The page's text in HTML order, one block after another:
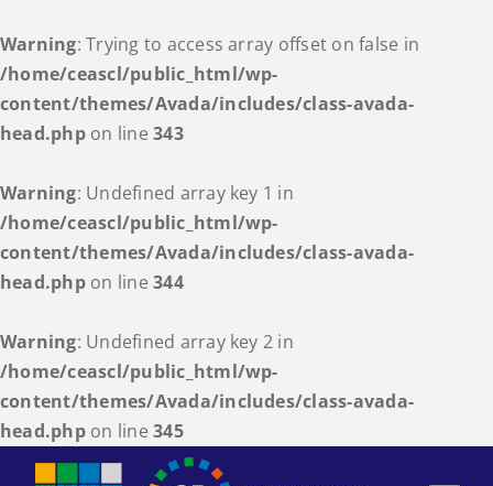
Warning: Trying to access array offset on false in
/home/ceascl/public_html/wp-
content/themes/Avada/includes/class-avada-
head.phpon line343
Warning: Undefined array key 1 in
/home/ceascl/public_html/wp-
content/themes/Avada/includes/class-avada-
head.phpon line344
Warning: Undefined array key 2 in
/home/ceascl/public_html/wp-
content/themes/Avada/includes/class-avada-
head.phpon line345